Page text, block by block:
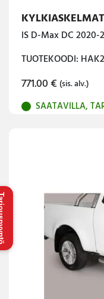
IS D-Max DC
TUOTEKOODI:
771.00€ (sis. alv.)
SAATAVILLA,